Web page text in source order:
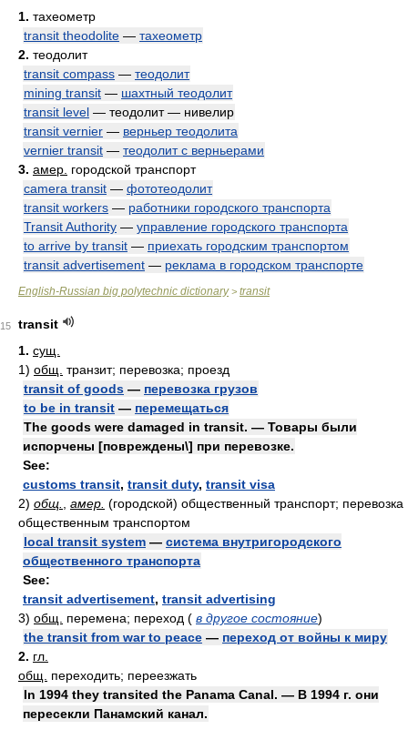
1. тахеометр
transit theodolite — тахеометр
2. теодолит
transit compass — теодолит
mining transit — шахтный теодолит
transit level — теодолит — нивелир
transit vernier — верньер теодолита
vernier transit — теодолит с верньерами
3. амер. городской транспорт
camera transit — фототеодолит
transit workers — работники городского транспорта
Transit Authority — управление городского транспорта
to arrive by transit — приехать городским транспортом
transit advertisement — реклама в городском транспорте
English-Russian big polytechnic dictionary> transit
15
transit
1. сущ.
1) общ. транзит; перевозка; проезд
transit of goods — перевозка грузов
to be in transit — перемещаться
The goods were damaged in transit. — Товары были
испорчены [повреждены\] при перевозке.
See:
customs transit, transit duty, transit visa
2) общ. амер. (городской) общественный транспорт; перевозка
общественным транспортом
local transit system — система внутригородского
общественного транспорта
See:
transit advertisement, transit advertising
3) общ. перемена; переход ( в другое состояние)
the transit from war to peace — переход от войны к миру
2. гл.
общ.
переходить; переезжать
In 1994 they transited the Panama Canal. — В 1994 г. они
пересекли Панамский канал.